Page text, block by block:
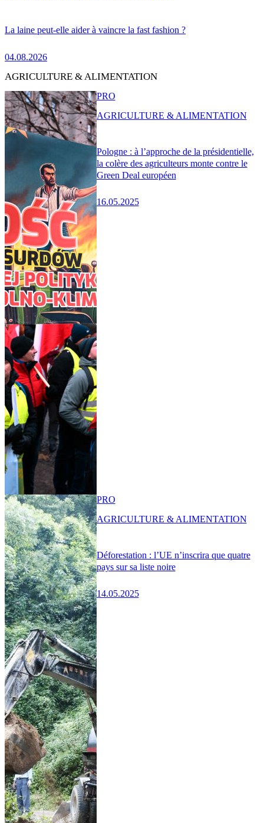
La laine peut-elle aider à vaincre la fast fashion ?
04.08.2026
AGRICULTURE & ALIMENTATION
Pologne : à l’approche de la présidentielle,
la colère des agriculteurs monte contre le
Green Deal européen
16.05.2025
PRO
AGRICULTURE & ALIMENTATION
Déforestation : l’UE n’inscrira que quatre
pays sur sa liste noire
14.05.2025
PRO
AGRICULTURE & ALIMENTATION